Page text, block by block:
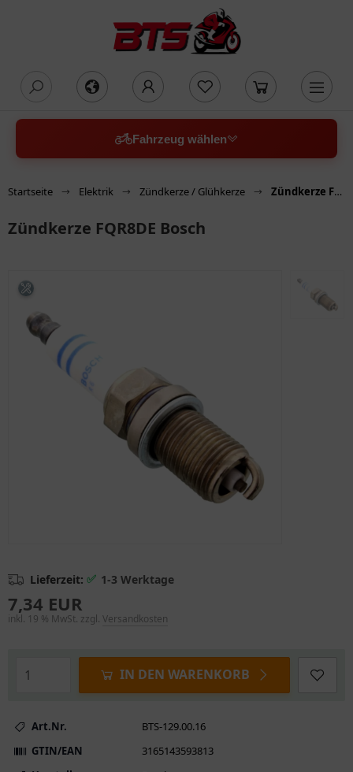
Fahrzeug wählen
Startseite Elektrik Zündkerze / Glühkerze Zündkerze FQR8DE Bosch
Zündkerze FQR8DE Bosch
Lieferzeit: ✅ 1-3 Werktage
7,34 EUR
inkl. 19 % MwSt. zzgl. Versandkosten
IN DEN WARENKORB
Art.Nr.
BTS-129.00.16
GTIN/EAN
3165143593813